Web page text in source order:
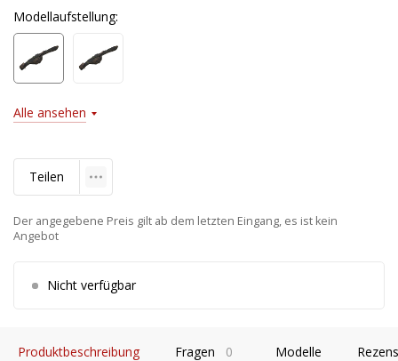
Modellaufstellung:
Alle ansehen
Teilen
Der angegebene Preis gilt ab dem letzten Eingang, es ist kein
Angebot
Nicht verfügbar
Produktbeschreibung Fragen 0 Modelle